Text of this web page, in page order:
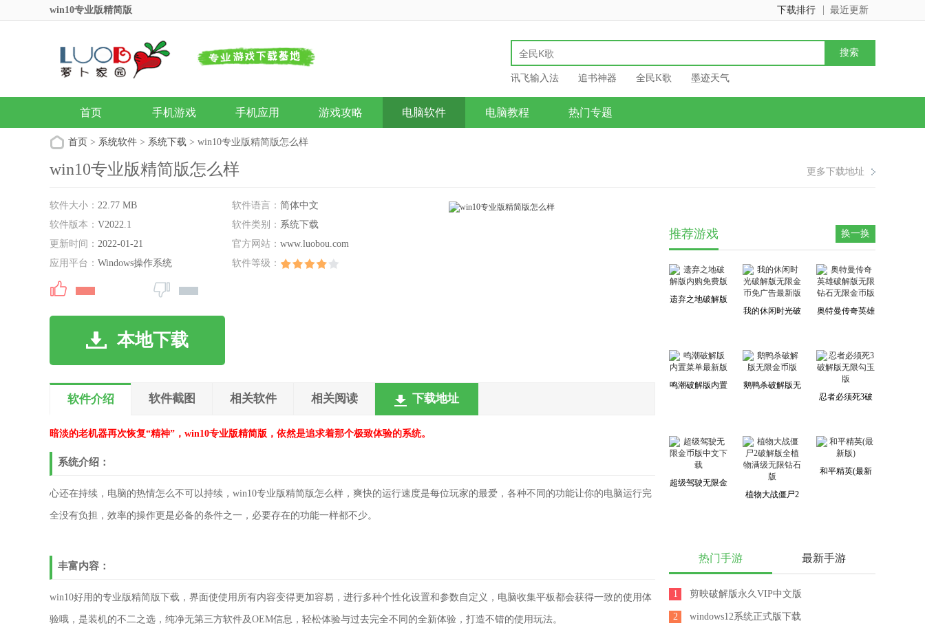
win10专业版精简版 最近更新
下载排行
讯飞输入法 追书神器 全民K歌 墨迹天气
首页 手机游戏 手机应用 游戏攻略 电脑软件 电脑教程 热门专题
首页 > 系统软件 > 系统下载 > win10专业版精简版怎么样
更多下载地址
win10专业版精简版怎么样
软件大小： 22.77 MB 软件语言： 简体中文
软件版本： V2022.1 软件类别： 系统下载
更新时间： 2022-01-21 官方网站： www.luobou.com
应用平台： Windows操作系统 软件等级：
本地下载
软件介绍 软件截图 相关软件 相关阅读 下载地址
暗淡的老机器再次恢复“精神”，win10专业版精简版，依然是追求着那个极致体验的系统。
系统介绍：
心还在持续，电脑的热情怎么不可以持续，win10专业版精简版怎么样，爽快的运行速度是每位玩家的最爱，各种不同的功能让你的电脑运行完
全没有负担，效率的操作更是必备的条件之一，必要存在的功能一样都不少。
丰富内容：
win10好用的专业版精简版下载，界面使使用所有内容变得更加容易，进行多种个性化设置和参数自定义，电脑收集平板都会获得一致的使用体
验哦，是装机的不二之选，纯净无第三方软件及OEM信息，轻松体验与过去完全不同的全新体验，打造不错的使用玩法。
推荐游戏 换一换
遗弃之地破解版
我的休闲时光破
奥特曼传奇英雄
鸣潮破解版内置
鹅鸭杀破解版无
忍者必须死3破
超级驾驶无限金
植物大战僵尸2
和平精英(最新
热门手游 最新手游
1 剪映破解版永久VIP中文版
2 windows12系统正式版下载